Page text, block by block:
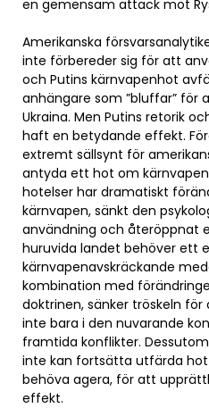
en gemensam attack mot
Amerikanska
inte förbereder sig för att
och Putins kärnvapenhot
anhängare som ”bluffar” för
Ukraina. Men Putins retorik
haft en betydande effekt.
extremt sällsynt för
antyda ett hot om
hotelser har dramatiskt
kärnvapen, sänkt den
användning och återöppnat
huruvida landet behöver ett
kärnvapenavskräckande
kombination med
doktrinen, sänker tröskeln
inte bara i den nuvarande
framtida konflikter.
inte kan fortsätta utfärda
behöva agera, för att
effekt.